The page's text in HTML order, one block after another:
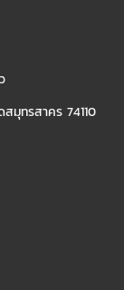
มุทรสาคร 74110